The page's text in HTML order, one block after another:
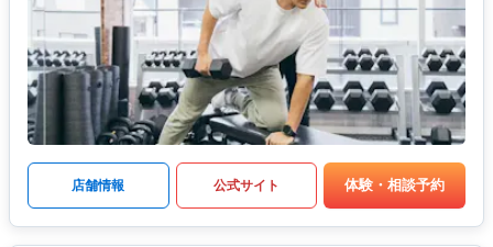
店舗情報 公式サイト 体験・相談予約